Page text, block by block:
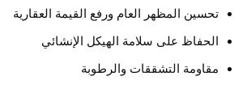
تحسين المظهر العام ورفع القيمة العقارية
الحفاظ على سلامة الهيكل الإنشائي
مقاومة التشققات والرطوبة